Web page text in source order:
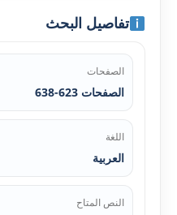
تفاصيل البحث
الصفحات
الصفحات 623-638
اللغة
العربية
النص المتاح